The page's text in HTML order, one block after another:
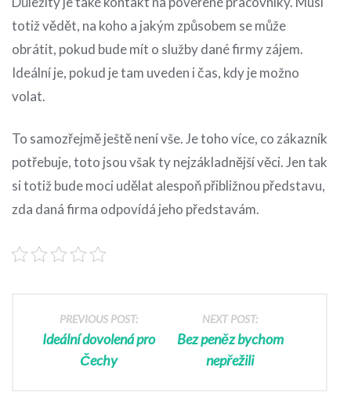
totiž vědět, na koho a jakým způsobem se může
obrátit, pokud bude mít o služby dané firmy zájem.
Ideální je, pokud je tam uveden i čas, kdy je možno
volat.
To samozřejmě ještě není vše. Je toho více, co zákazník
potřebuje, toto jsou však ty nejzákladnější věci. Jen tak
si totiž bude moci udělat alespoň přibližnou představu,
zda daná firma odpovídá jeho představám.
PREVIOUS POST:
Ideální dovolená pro
Čechy
NEXT POST:
Bez peněz bychom
nepřežili